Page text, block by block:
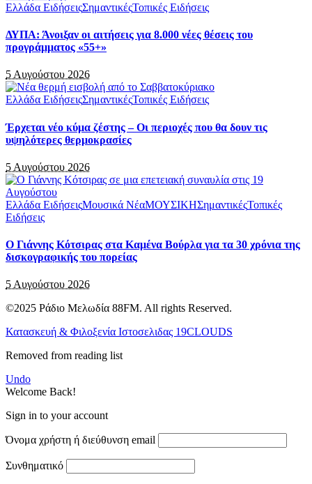
Ελλάδα ΕιδήσειςΣημαντικέςΤοπικές Ειδήσεις
ΔΥΠΑ: Άνοιξαν οι αιτήσεις για 8.000 νέες θέσεις του
προγράμματος «55+»
5 Αυγούστου 2026
Ελλάδα ΕιδήσειςΣημαντικέςΤοπικές Ειδήσεις
Έρχεται νέο κύμα ζέστης – Οι περιοχές που θα δουν τις
υψηλότερες θερμοκρασίες
5 Αυγούστου 2026
Ελλάδα ΕιδήσειςΜουσικά ΝέαΜΟΥΣΙΚΗΣημαντικέςΤοπικές
Ειδήσεις
Ο Γιάννης Κότσιρας στα Καμένα Βούρλα για τα 30 χρόνια της
δισκογραφικής του πορείας
5 Αυγούστου 2026
©2025 Ράδιο Μελωδία 88FM. All rights Reserved.
Κατασκευή & Φιλοξενία Ιστοσελιδας 19CLOUDS
Removed from reading list
Undo
Welcome Back!
Sign in to your account
Όνομα χρήστη ή διεύθυνση email
Συνθηματικό